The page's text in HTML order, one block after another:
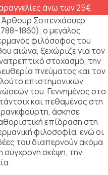
άνω των 25€
Σοπενχάουερ
ο μεγάλος
φιλόσοφος του
αιώνα, ξεχώριζε για τον
στοχασμό, την
πνεύματος και τον
επιστημονικών
του. Γεννημένος στο
και πεθαμένος στη
άσκησε
επίδραση στη
φιλοσοφία, ενώ οι
του διαπερνούν ακόμα
σύγχρονη σκέψη, την